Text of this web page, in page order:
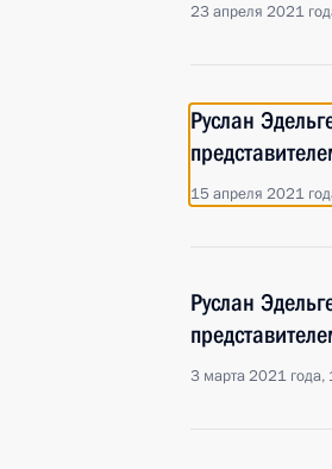
23 апреля 2021
Руслан
15 апреля 2021
Руслан
3 марта 2021 года,